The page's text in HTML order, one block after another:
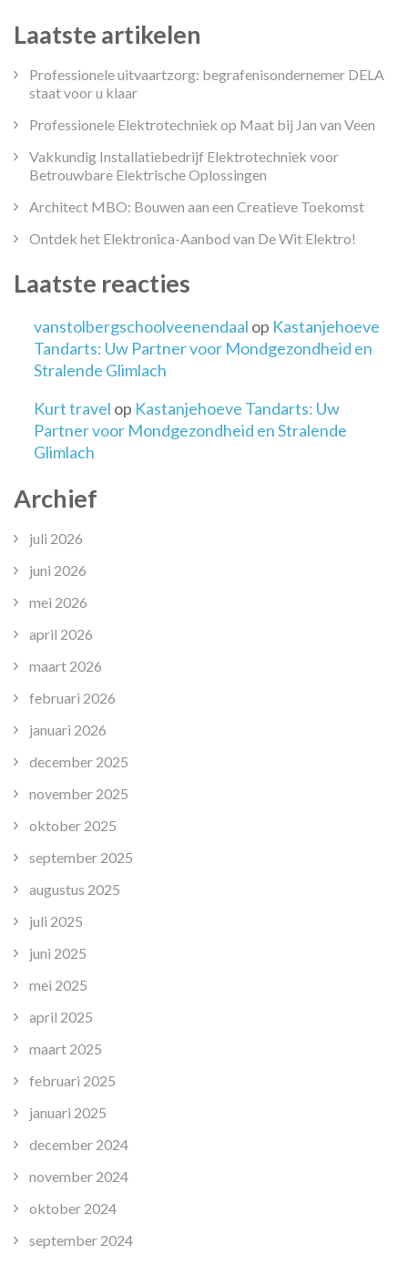
Laatste artikelen
Professionele uitvaartzorg: begrafenisondernemer DELA
staat voor u klaar
Professionele Elektrotechniek op Maat bij Jan van Veen
Vakkundig Installatiebedrijf Elektrotechniek voor
Betrouwbare Elektrische Oplossingen
Architect MBO: Bouwen aan een Creatieve Toekomst
Ontdek het Elektronica-Aanbod van De Wit Elektro!
Laatste reacties
vanstolbergschoolveenendaal op Kastanjehoeve
Tandarts: Uw Partner voor Mondgezondheid en
Stralende Glimlach
Kurt travel op Kastanjehoeve Tandarts: Uw
Partner voor Mondgezondheid en Stralende
Glimlach
Archief
juli 2026
juni 2026
mei 2026
april 2026
maart 2026
februari 2026
januari 2026
december 2025
november 2025
oktober 2025
september 2025
augustus 2025
juli 2025
juni 2025
mei 2025
april 2025
maart 2025
februari 2025
januari 2025
december 2024
november 2024
oktober 2024
september 2024